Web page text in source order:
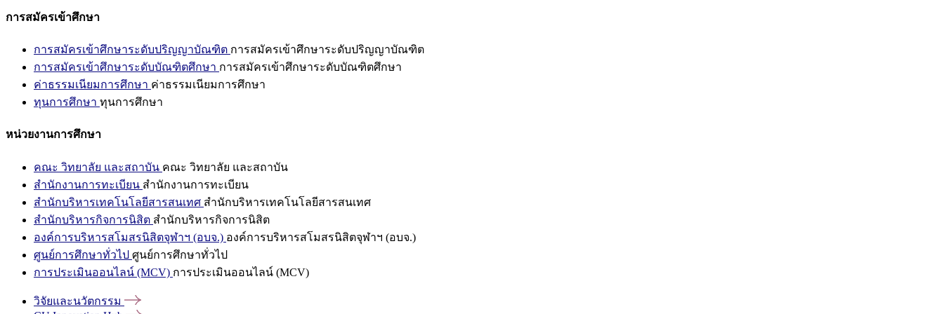
การสมัครเข้าศึกษา
การสมัครเข้าศึกษาระดับปริญญาบัณฑิต การสมัครเข้าศึกษาระดับปริญญาบัณฑิต
การสมัครเข้าศึกษาระดับบัณฑิตศึกษา การสมัครเข้าศึกษาระดับบัณฑิตศึกษา
ค่าธรรมเนียมการศึกษา ค่าธรรมเนียมการศึกษา
ทุนการศึกษา ทุนการศึกษา
หน่วยงานการศึกษา
คณะ วิทยาลัย และสถาบัน คณะ วิทยาลัย และสถาบัน
สำนักงานการทะเบียน สำนักงานการทะเบียน
สำนักบริหารเทคโนโลยีสารสนเทศ สำนักบริหารเทคโนโลยีสารสนเทศ
สำนักบริหารกิจการนิสิต สำนักบริหารกิจการนิสิต
องค์การบริหารสโมสรนิสิตจุฬาฯ (อบจ.) องค์การบริหารสโมสรนิสิตจุฬาฯ (อบจ.)
ศูนย์การศึกษาทั่วไป ศูนย์การศึกษาทั่วไป
การประเมินออนไลน์ (MCV) การประเมินออนไลน์ (MCV)
วิจัยและนวัตกรรม